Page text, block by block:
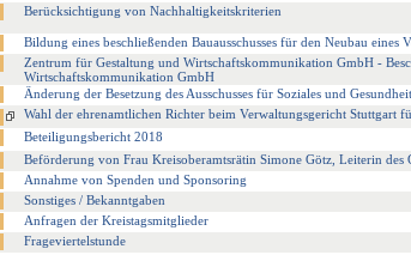
Berücksichtigung von Nachhaltigkeitskriterien
Bildung eines beschließenden Bauausschusses für den Neubau
Zentrum für Gestaltung und Wirtschaftskommunikation GmbH -
Wirtschaftskommunikation GmbH
Änderung der Besetzung des Ausschusses für Soziales und Gesundheit
Wahl der ehrenamtlichen Richter beim Verwaltungsgericht Stuttgart
Beteiligungsbericht 2018
Beförderung von Frau Kreisoberamtsrätin Simone Götz, Leiterin des
Annahme von Spenden und Sponsoring
Sonstiges / Bekanntgaben
Anfragen der Kreistagsmitglieder
Frageviertelstunde